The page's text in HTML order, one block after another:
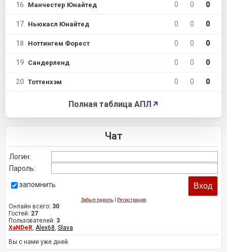
16 Манчестер Юнайтед 0 0 0
17 Ньюкасл Юнайтед 0 0 0
18 Ноттингем Форест 0 0 0
19 Сандерленд 0 0 0
20 Тоттенхэм 0 0 0
Полная таблица АПЛ ↗
Чат
Логин:
Пароль:
запомнить
Забыл пароль | Регистрация
Онлайн всего: 30
Гостей: 27
Пользователей: 3
XaNDeR, Alex68, Slava
Вы с нами уже дней.